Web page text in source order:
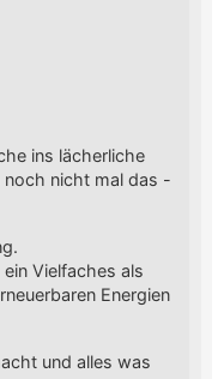
ins lächerliche
nicht mal das -
Vielfaches als
Energien
und alles was